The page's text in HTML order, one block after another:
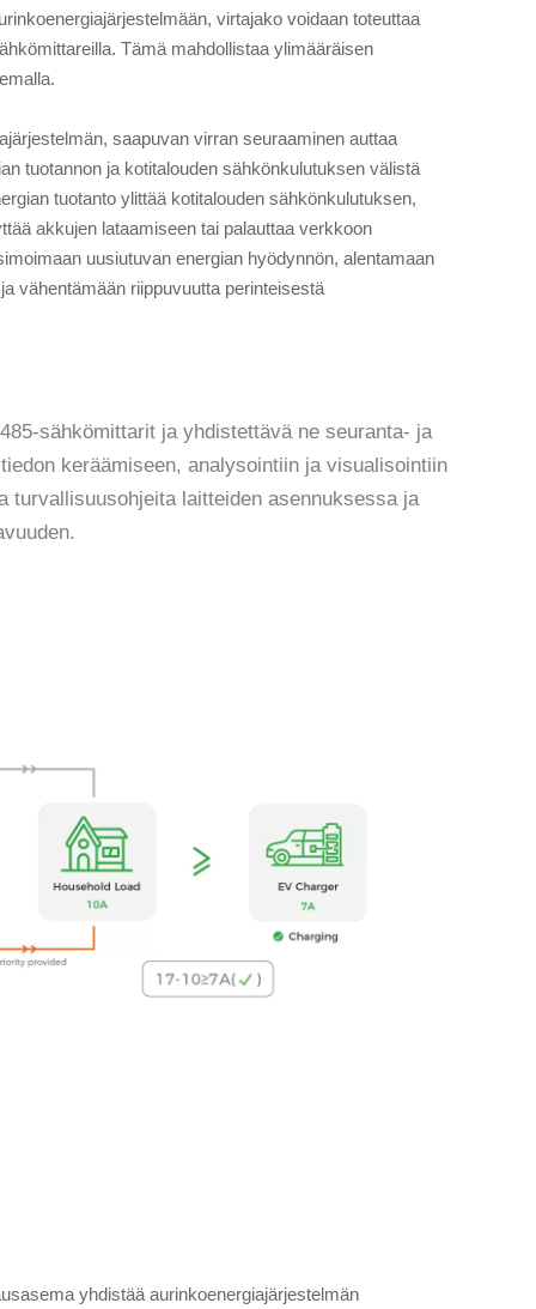
virtajako voidaan toteuttaa
Tämä mahdollistaa ylimääräisen
saapuvan virran seuraaminen auttaa
tuotannon ja kotitalouden sähkönkulutuksen välistä
tuotanto ylittää kotitalouden sähkönkulutuksen,
akkujen lataamiseen tai palauttaa verkkoon
uusiutuvan energian hyödynnön, alentamaan
vähentämään riippuvuutta perinteisestä
sähkömittarit ja yhdistettävä ne seuranta- ja
keräämiseen, analysointiin ja visualisointiin
turvallisuusohjeita laitteiden asennuksessa ja
yhdistää aurinkoenergiajärjestelmän